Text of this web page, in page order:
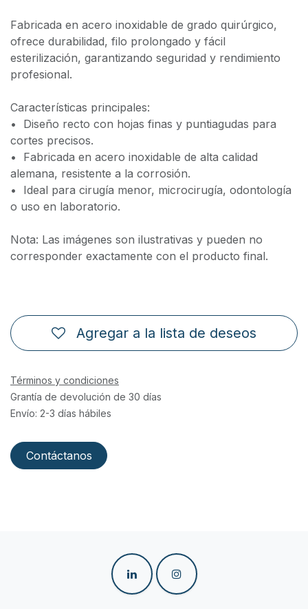
Fabricada en acero inoxidable de grado quirúrgico,
ofrece durabilidad, filo prolongado y fácil
esterilización, garantizando seguridad y rendimiento
profesional.
Características principales:
•⁠ ⁠Diseño recto con hojas finas y puntiagudas para
cortes precisos.
•⁠ ⁠Fabricada en acero inoxidable de alta calidad
alemana, resistente a la corrosión.
•⁠ ⁠Ideal para cirugía menor, microcirugía, odontología
o uso en laboratorio.
Nota: Las imágenes son ilustrativas y pueden no
corresponder exactamente con el producto final.
Agregar a la lista de deseos
Términos y condiciones
Grantía de devolución de 30 días
Envío: 2-3 días hábiles
Contáctanos